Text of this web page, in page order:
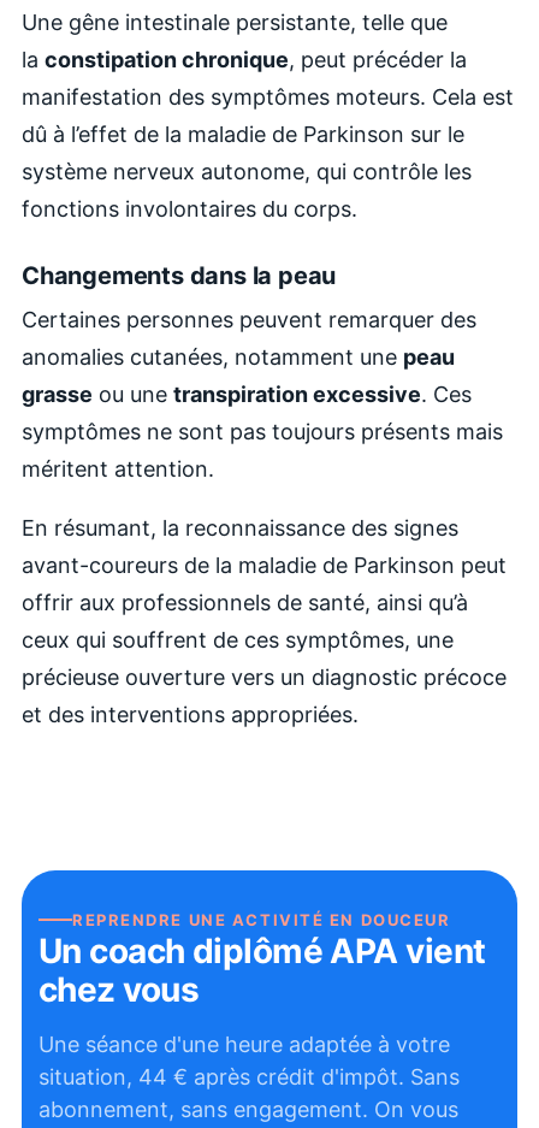
Une gêne intestinale persistante, telle que
la constipation chronique, peut précéder la
manifestation des symptômes moteurs. Cela est
dû à l’effet de la maladie de Parkinson sur le
système nerveux autonome, qui contrôle les
fonctions involontaires du corps.
Changements dans la peau
Certaines personnes peuvent remarquer des
anomalies cutanées, notamment une peau
grasse ou une transpiration excessive. Ces
symptômes ne sont pas toujours présents mais
méritent attention.
En résumant, la reconnaissance des signes
avant-coureurs de la maladie de Parkinson peut
offrir aux professionnels de santé, ainsi qu’à
ceux qui souffrent de ces symptômes, une
précieuse ouverture vers un diagnostic précoce
et des interventions appropriées.
REPRENDRE UNE ACTIVITÉ EN DOUCEUR
Un coach diplômé APA vient
chez vous
Une séance d'une heure adaptée à votre
situation, 44 € après crédit d'impôt. Sans
abonnement, sans engagement. On vous